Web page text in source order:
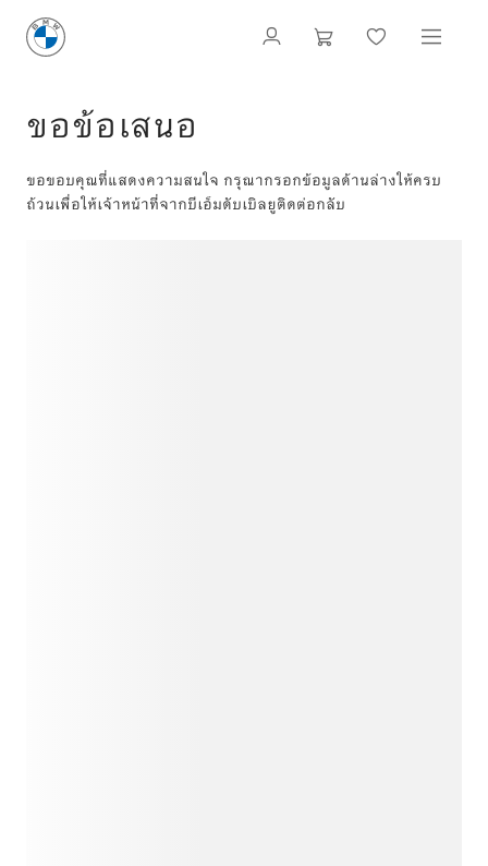
ขอข้อเสนอ
ขอขอบคุณที่แสดงความสนใจ กรุณากรอกข้อมูลด้านล่างให้ครบ
ถ้วนเพื่อให้เจ้าหน้าที่จากบีเอ็มดับเบิลยูติดต่อกลับ